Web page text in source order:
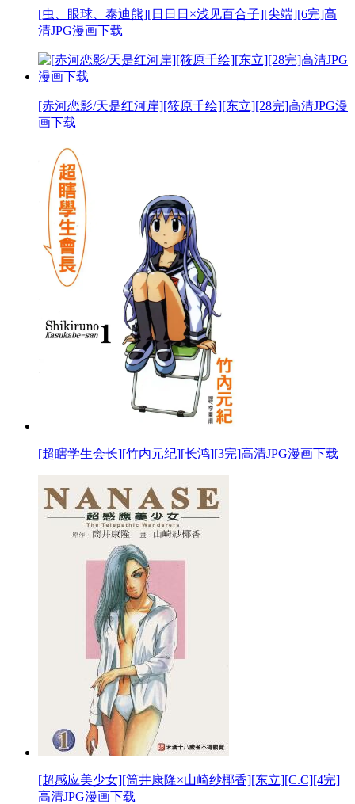
[虫、眼球、泰迪熊][日日日×浅见百合子][尖端][6完]高
清JPG漫画下载
[赤河恋影/天是红河岸][筱原千绘][东立][28完]高清JPG漫
画下载
[超瞎学生会长][竹内元纪][长鸿][3完]高清JPG漫画下载
[超感应美少女][筒井康隆×山崎纱椰香][东立][C.C][4完]
高清JPG漫画下载